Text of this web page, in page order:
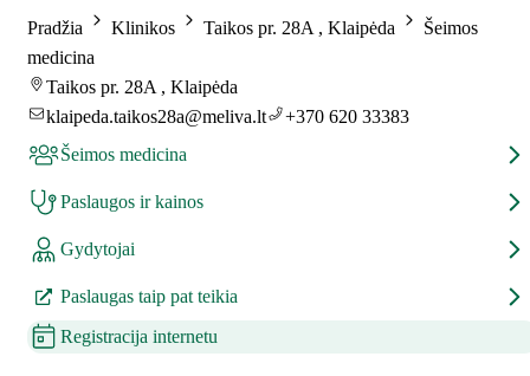
Pradžia Klinikos Taikos pr. 28A , Klaipėda
Šeimos
medicina
Taikos pr. 28A , Klaipėda
klaipeda.taikos28a@meliva.lt
+370 620 33383
Šeimos medicina
Paslaugos ir kainos
Gydytojai
Paslaugas taip pat teikia
Registracija internetu